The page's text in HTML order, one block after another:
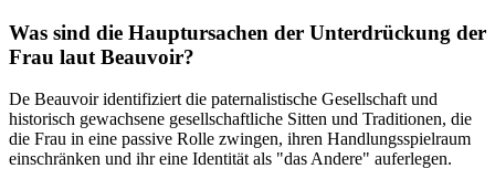
Was sind die Hauptursachen der Unterdrückung der
Frau laut Beauvoir?
De Beauvoir identifiziert die paternalistische Gesellschaft und
historisch gewachsene gesellschaftliche Sitten und Traditionen, die
die Frau in eine passive Rolle zwingen, ihren Handlungsspielraum
einschränken und ihr eine Identität als "das Andere" auferlegen.